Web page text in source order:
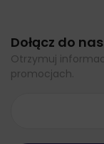
Dołącz do
Otrzymuj
promocjach.